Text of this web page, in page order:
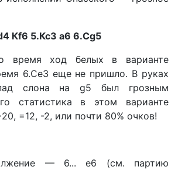
Кf6 5.Кс3 а6 6.Сg5
время ход бе­лых в варианте
6.Сe3 еще не пришло. В руках
слона на g5 был грозным
статистика в этом варианте
=12, -2, или почти 80% очков!
— 6... е6 (см. партию